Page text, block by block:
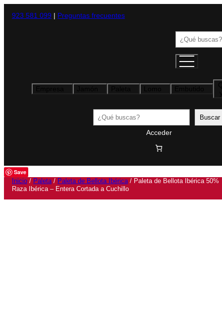
923 581 099 | Preguntas frecuentes
Buscar
Buscar Buscar
Acceder
Save
Inicio / Paleta/ Paleta de Bellota Ibérica/ Paleta de Bellota Ibérica 50%
Raza Ibérica – Entera Cortada a Cuchillo